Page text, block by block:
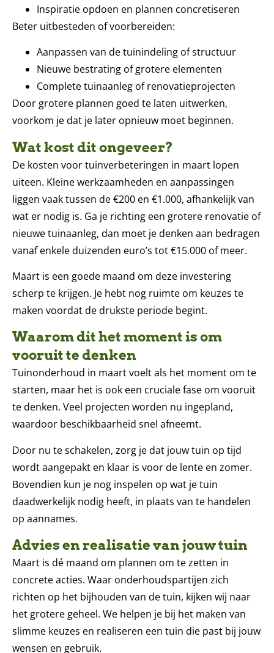
Inspiratie opdoen en plannen concretiseren
Beter uitbesteden of voorbereiden:
Aanpassen van de tuinindeling of structuur
Nieuwe bestrating of grotere elementen
Complete tuinaanleg of renovatieprojecten
Door grotere plannen goed te laten uitwerken,
voorkom je dat je later opnieuw moet beginnen.
Wat kost dit ongeveer?
De kosten voor tuinverbeteringen in maart lopen
uiteen. Kleine werkzaamheden en aanpassingen
liggen vaak tussen de €200 en €1.000, afhankelijk van
wat er nodig is. Ga je richting een grotere renovatie of
nieuwe tuinaanleg, dan moet je denken aan bedragen
vanaf enkele duizenden euro’s tot €15.000 of meer.
Maart is een goede maand om deze investering
scherp te krijgen. Je hebt nog ruimte om keuzes te
maken voordat de drukste periode begint.
Waarom dit het moment is om
vooruit te denken
Tuinonderhoud in maart voelt als het moment om te
starten, maar het is ook een cruciale fase om vooruit
te denken. Veel projecten worden nu ingepland,
waardoor beschikbaarheid snel afneemt.
Door nu te schakelen, zorg je dat jouw tuin op tijd
wordt aangepakt en klaar is voor de lente en zomer.
Bovendien kun je nog inspelen op wat je tuin
daadwerkelijk nodig heeft, in plaats van te handelen
op aannames.
Advies en realisatie van jouw tuin
Maart is dé maand om plannen om te zetten in
concrete acties. Waar onderhoudspartijen zich
richten op het bijhouden van de tuin, kijken wij naar
het grotere geheel. We helpen je bij het maken van
slimme keuzes en realiseren een tuin die past bij jouw
wensen en gebruik.